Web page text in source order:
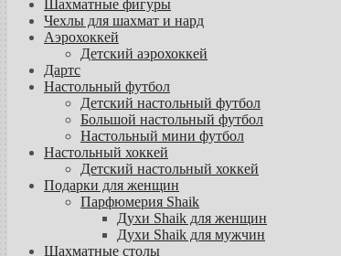
Шахматные фигуры
Чехлы для шахмат и нард
Аэрохоккей
Детский аэрохоккей
Дартс
Настольный футбол
Детский настольный футбол
Большой настольный футбол
Настольный мини футбол
Настольный хоккей
Детский настольный хоккей
Подарки для женщин
Парфюмерия Shaik
Духи Shaik для женщин
Духи Shaik для мужчин
Шахматные столы